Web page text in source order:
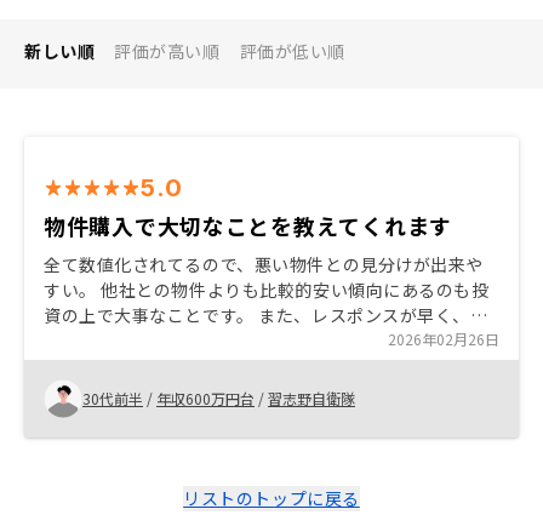
新しい順 評価が高い順 評価が低い順
5.0
物件購入で大切なことを教えてくれます
全て数値化されてるので、悪い物件との見分けが出来や
すい。 他社との物件よりも比較的安い傾向にあるのも投
資の上で大事なことです。 また、レスポンスが早く、か
つ分かりやすい説明、情報量の豊富さ等、物件購入時の
不安の解消にもつながっている。
2026年02月26日
30代前半 / 年収600万円台 /習志野自衛隊
リストのトップに戻る